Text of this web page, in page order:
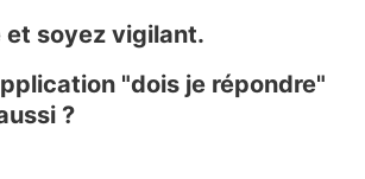
et soyez vigilant.
"dois je répondre"
?